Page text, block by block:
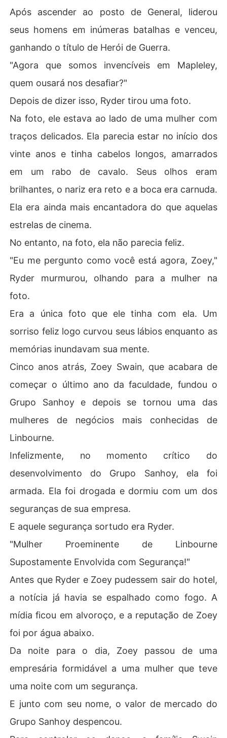
Após ascender ao posto de General, liderou
seus homens em inúmeras batalhas e venceu,
ganhando o título de Herói de Guerra.
"Agora que somos invencíveis em Mapleley,
quem ousará nos desafiar?"
Depois de dizer isso, Ryder tirou uma foto.
Na foto, ele estava ao lado de uma mulher com
traços delicados. Ela parecia estar no início dos
vinte anos e tinha cabelos longos, amarrados
em um rabo de cavalo. Seus olhos eram
brilhantes, o nariz era reto e a boca era carnuda.
Ela era ainda mais encantadora do que aquelas
estrelas de cinema.
No entanto, na foto, ela não parecia feliz.
"Eu me pergunto como você está agora, Zoey,"
Ryder murmurou, olhando para a mulher na
foto.
Era a única foto que ele tinha com ela. Um
sorriso feliz logo curvou seus lábios enquanto as
memórias inundavam sua mente.
Cinco anos atrás, Zoey Swain, que acabara de
começar o último ano da faculdade, fundou o
Grupo Sanhoy e depois se tornou uma das
mulheres de negócios mais conhecidas de
Linbourne.
Infelizmente, no momento crítico do
desenvolvimento do Grupo Sanhoy, ela foi
armada. Ela foi drogada e dormiu com um dos
seguranças de sua empresa.
E aquele segurança sortudo era Ryder.
"Mulher Proeminente de Linbourne
Supostamente Envolvida com Segurança!"
Antes que Ryder e Zoey pudessem sair do hotel,
a notícia já havia se espalhado como fogo. A
mídia ficou em alvoroço, e a reputação de Zoey
foi por água abaixo.
Da noite para o dia, Zoey passou de uma
empresária formidável a uma mulher que teve
uma noite com um segurança.
E junto com seu nome, o valor de mercado do
Grupo Sanhoy despencou.